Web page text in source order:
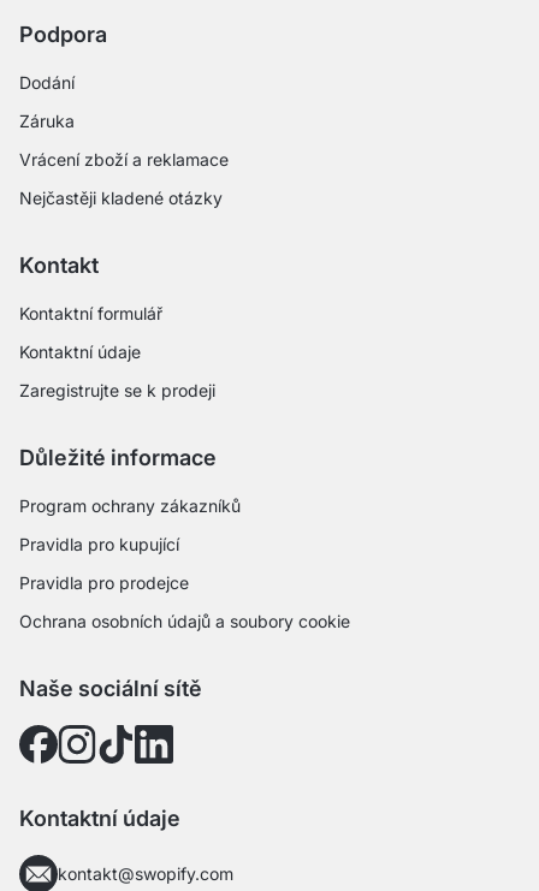
Podpora
Dodání
Záruka
Vrácení zboží a reklamace
Nejčastěji kladené otázky
Kontakt
Kontaktní formulář
Kontaktní údaje
Zaregistrujte se k prodeji
Důležité informace
Program ochrany zákazníků
Pravidla pro kupující
Pravidla pro prodejce
Ochrana osobních údajů a soubory cookie
Naše sociální sítě
Kontaktní údaje
kontakt@swopify.com